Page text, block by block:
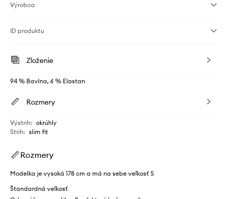
Výrobca
ID produktu
Zloženie
94 % Bavlna, 6 % Elastan
Rozmery
Výstrih: okrúhly
Strih: slim fit
Rozmery
Modelka je vysoká 178 cm a má na sebe veľkosť S
Štandardná veľkosť